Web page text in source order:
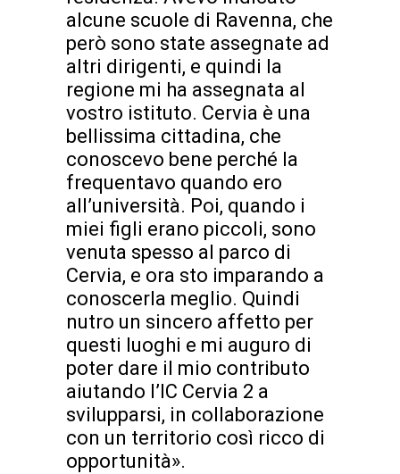
alcune scuole di Ravenna, che
però sono state assegnate ad
altri dirigenti, e quindi la
regione mi ha assegnata al
vostro istituto. Cervia è una
bellissima cittadina, che
conoscevo bene perché la
frequentavo quando ero
all’università. Poi, quando i
miei figli erano piccoli, sono
venuta spesso al parco di
Cervia, e ora sto imparando a
conoscerla meglio. Quindi
nutro un sincero affetto per
questi luoghi e mi auguro di
poter dare il mio contributo
aiutando l’IC Cervia 2 a
svilupparsi, in collaborazione
con un territorio così ricco di
opportunità».